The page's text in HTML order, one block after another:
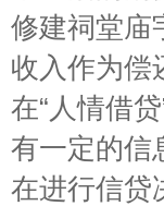
修建祠堂庙
收入作为偿
在“人情借
有一定的信
在进行信贷